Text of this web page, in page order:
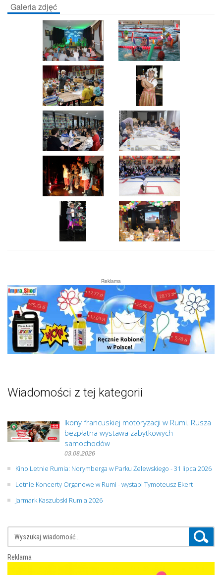
Galeria zdjęć
Reklama
Wiadomości z tej kategorii
Ikony francuskiej motoryzacji w Rumi. Rusza
bezpłatna wystawa zabytkowych
samochodów
03.08.2026
Kino Letnie Rumia: Norymberga w Parku Żelewskiego - 31 lipca 2026
Letnie Koncerty Organowe w Rumi - wystąpi Tymoteusz Ekert
Jarmark Kaszubski Rumia 2026
Reklama